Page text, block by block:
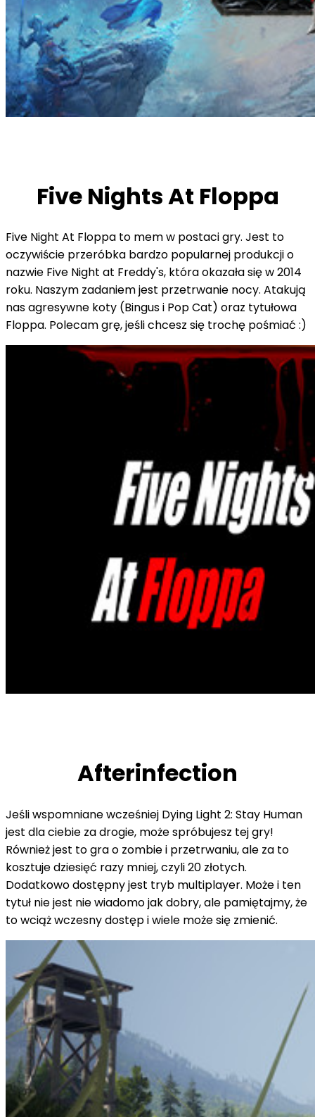
Five Nights At Floppa
Five Night At Floppa to mem w postaci gry. Jest to
oczywiście przeróbka bardzo popularnej produkcji o
nazwie Five Night at Freddy's, która okazała się w 2014
roku. Naszym zadaniem jest przetrwanie nocy. Atakują
nas agresywne koty (Bingus i Pop Cat) oraz tytułowa
Floppa. Polecam grę, jeśli chcesz się trochę pośmiać :)
Afterinfection
Jeśli wspomniane wcześniej Dying Light 2: Stay Human
jest dla ciebie za drogie, może spróbujesz tej gry!
Również jest to gra o zombie i przetrwaniu, ale za to
kosztuje dziesięć razy mniej, czyli 20 złotych.
Dodatkowo dostępny jest tryb multiplayer. Może i ten
tytuł nie jest nie wiadomo jak dobry, ale pamiętajmy, że
to wciąż wczesny dostęp i wiele może się zmienić.